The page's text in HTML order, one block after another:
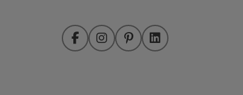
FacebookInstagramPinterestLinkedIn